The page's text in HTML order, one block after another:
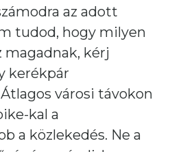
az adott
tudod, hogy milyen
magadnak, kérj
kerékpár
városi távokon
kal a
a közlekedés. Ne a